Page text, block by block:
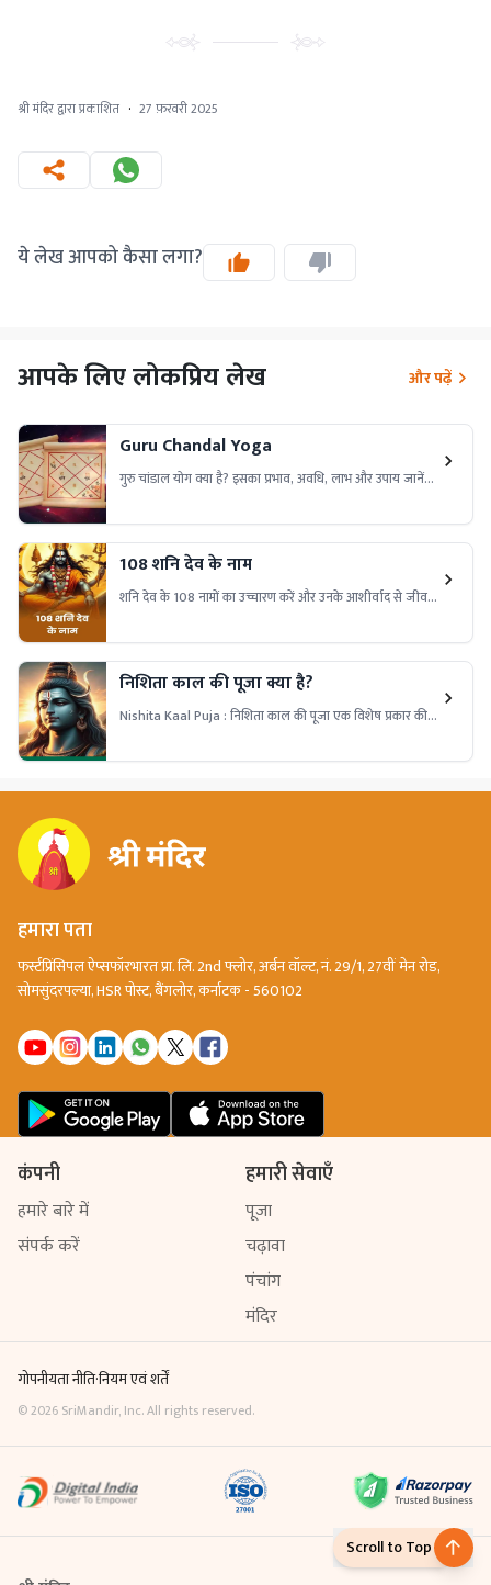
श्री मंदिर द्वारा प्रकाशित · 27 फ़रवरी 2025
ये लेख आपको कैसा लगा?
आपके लिए लोकप्रिय लेख और पढ़ें
Guru Chandal Yoga
गुरु चांडाल योग क्या है? इसका प्रभाव, अवधि, लाभ और उपाय जानें।
के उपाय क्या हैं?
108 शनि देव के नाम
शनि देव के 108 नामों का उच्चारण करें और उनके आशीर्वाद से जीवन
निशिता काल की पूजा क्या है?
Nishita Kaal Puja : निशिता काल की पूजा एक विशेष प्रकार की
विधि और फायदे जानने के लिए पढ़ें।
हमारा पता
फर्स्टप्रिंसिपल ऐप्सफॉरभारत प्रा. लि. 2nd फ्लोर, अर्बन वॉल्ट, नं. 29/1, 27वीं मेन रोड,
सोमसुंदरपल्या, HSR पोस्ट, बैंगलोर, कर्नाटक - 560102
कंपनी
हमारे बारे में
संपर्क करें
हमारी सेवाएँ
पूजा
चढ़ावा
पंचांग
मंदिर
गोपनीयता नीति·नियम एवं शर्तें
©2026 SriMandir, Inc. All rights reserved.
Scroll to Top